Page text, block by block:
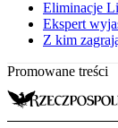
Eliminacje
Ekspert
Z kim
Promowane treści